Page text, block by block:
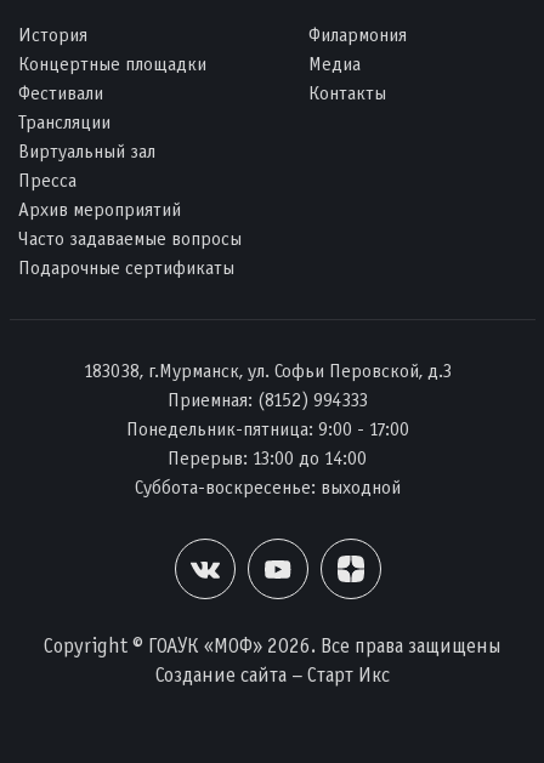
История
Концертные площадки
Фестивали
Трансляции
Виртуальный зал
Пресса
Архив мероприятий
Часто задаваемые вопросы
Подарочные сертификаты
Филармония
Медиа
Контакты
183038, г.Мурманск, ул. Софьи Перовской, д.3
Приемная: (8152) 994333
Понедельник-пятница: 9:00 - 17:00
Перерыв: 13:00 до 14:00
Суббота-воскресенье: выходной
Copyright © ГОАУК «МОФ» 2026. Все права защищены
Создание сайта – Старт Икс